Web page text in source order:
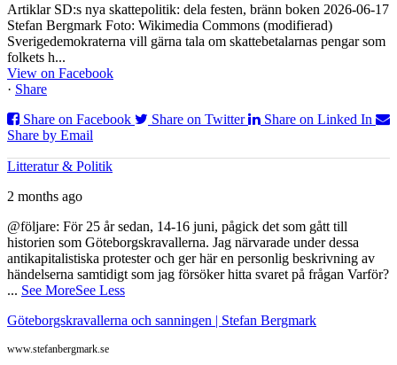
Artiklar SD:s nya skattepolitik: dela festen, bränn boken 2026-06-17
Stefan Bergmark Foto: Wikimedia Commons (modifierad)
Sverigedemokraterna vill gärna tala om skattebetalarnas pengar som
folkets h...
View on Facebook
· Share
Share on Facebook
Share on Twitter
Share on Linked In
Share by Email
Litteratur & Politik
2 months ago
@följare: För 25 år sedan, 14-16 juni, pågick det som gått till
historien som Göteborgskravallerna. Jag närvarade under dessa
antikapitalistiska protester och ger här en personlig beskrivning av
händelserna samtidigt som jag försöker hitta svaret på frågan Varför?
... See MoreSee Less
Göteborgskravallerna och sanningen | Stefan Bergmark
www.stefanbergmark.se